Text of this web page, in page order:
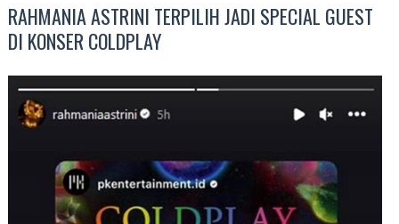
RAHMANIA ASTRINI TERPILIH JADI SPECIAL GUEST
DI KONSER COLDPLAY